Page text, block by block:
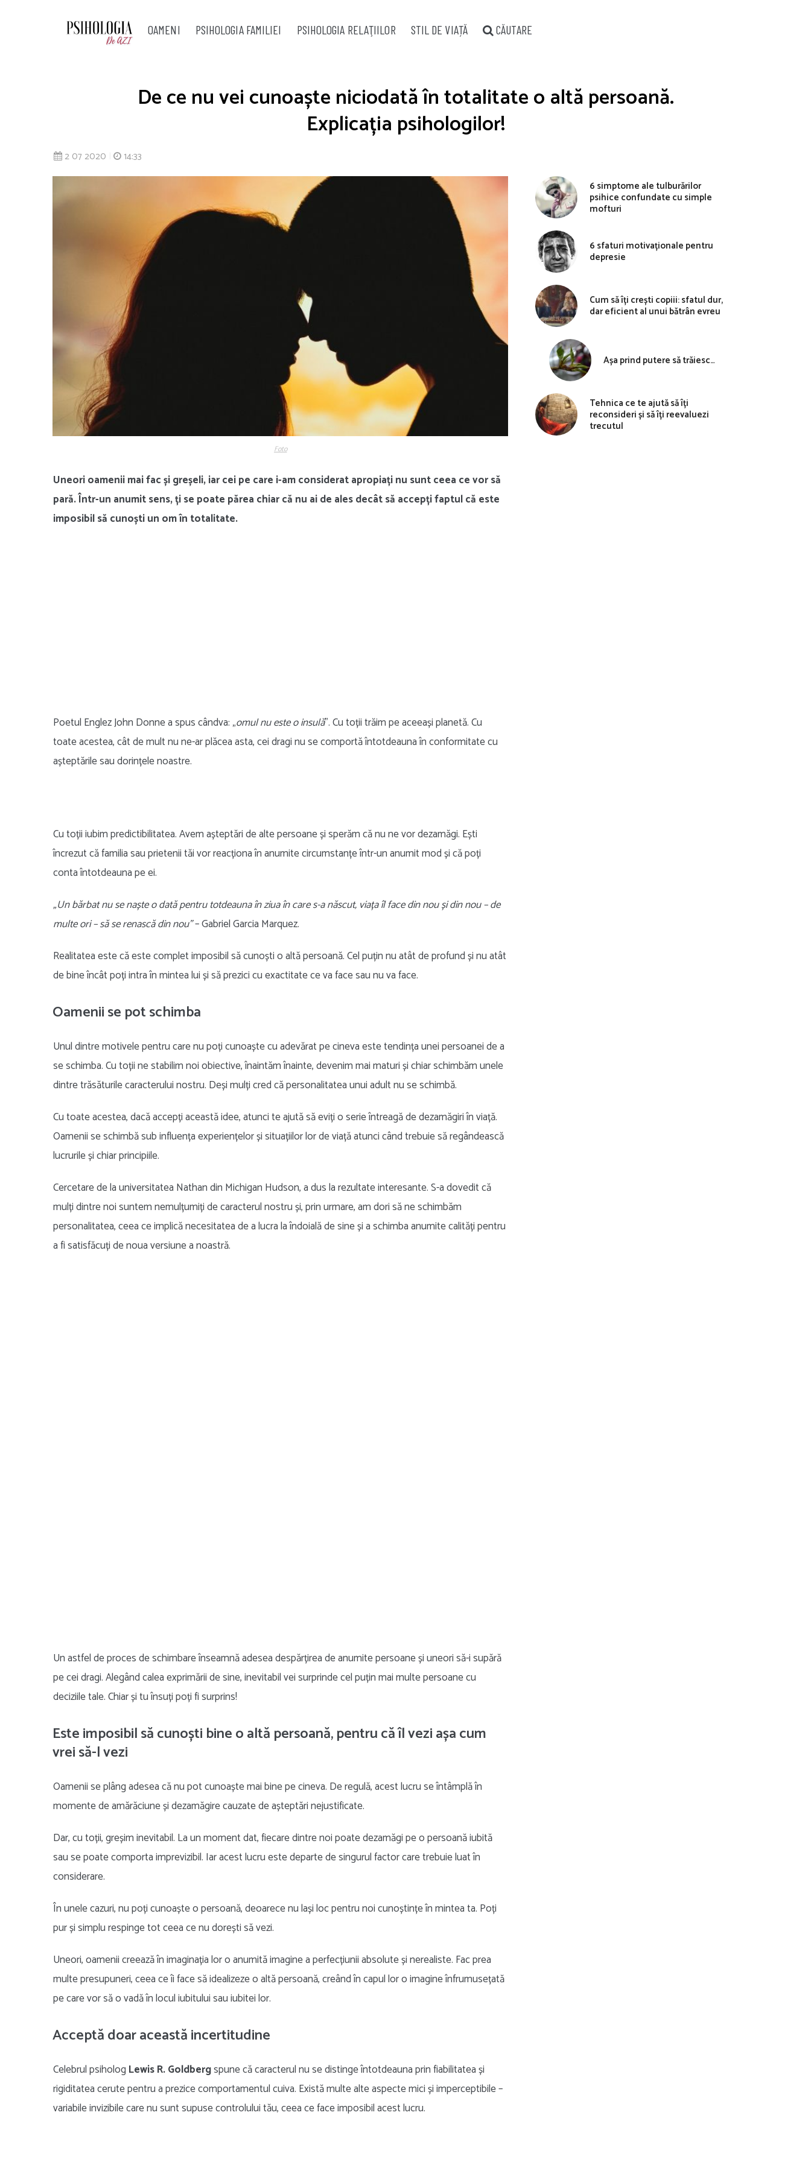
OAMENI PSIHOLOGIA FAMILIEI PSIHOLOGIA RELAŢIILOR STIL DE VIAȚĂ CĂUTARE
De ce nu vei cunoaște niciodată în totalitate o altă persoană.
Explicația psihologilor!
2 07 2020 14:33
Foto
Uneori oamenii mai fac și greșeli, iar cei pe care i-am considerat apropiați nu sunt ceea ce vor să
pară. Într-un anumit sens, ți se poate părea chiar că nu ai de ales decât să accepți faptul că este
imposibil să cunoști un om în totalitate.
Poetul Englez John Donne a spus cândva: „omul nu este o insulă”. Cu toții trăim pe aceeași planetă. Cu
toate acestea, cât de mult nu ne-ar plăcea asta, cei dragi nu se comportă întotdeauna în conformitate cu
așteptările sau dorințele noastre.
Cu toții iubim predictibilitatea. Avem așteptări de alte persoane și sperăm că nu ne vor dezamăgi. Ești
încrezut că familia sau prietenii tăi vor reacționa în anumite circumstanțe într-un anumit mod și că poți
conta întotdeauna pe ei.
„Un bărbat nu se naște o dată pentru totdeauna în ziua în care s-a născut, viața îl face din nou și din nou – de
multe ori – să se renască din nou”– Gabriel Garcia Marquez.
Realitatea este că este complet imposibil să cunoști o altă persoană. Cel puțin nu atât de profund și nu atât
de bine încât poți intra în mintea lui și să prezici cu exactitate ce va face sau nu va face.
Oamenii se pot schimba
Unul dintre motivele pentru care nu poți cunoaște cu adevărat pe cineva este tendința unei persoanei de a
se schimba. Cu toții ne stabilim noi obiective, înaintăm înainte, devenim mai maturi și chiar schimbăm unele
dintre trăsăturile caracterului nostru. Deși mulți cred că personalitatea unui adult nu se schimbă.
Cu toate acestea, dacă accepți această idee, atunci te ajută să eviți o serie întreagă de dezamăgiri în viață.
Oamenii se schimbă sub influența experiențelor și situațiilor lor de viață atunci când trebuie să regândească
lucrurile și chiar principiile.
Cercetare de la universitatea Nathan din Michigan Hudson, a dus la rezultate interesante. S-a dovedit că
mulți dintre noi suntem nemulțumiți de caracterul nostru și, prin urmare, am dori să ne schimbăm
personalitatea, ceea ce implică necesitatea de a lucra la îndoială de sine și a schimba anumite calități pentru
a fi satisfăcuți de noua versiune a noastră.
Un astfel de proces de schimbare înseamnă adesea despărțirea de anumite persoane și uneori să-i supără
pe cei dragi. Alegând calea exprimării de sine, inevitabil vei surprinde cel puțin mai multe persoane cu
deciziile tale. Chiar și tu însuți poți fi surprins!
Este imposibil să cunoști bine o altă persoană, pentru că îl vezi așa cum
vrei să-l vezi
Oamenii se plâng adesea că nu pot cunoaște mai bine pe cineva. De regulă, acest lucru se întâmplă în
momente de amărăciune și dezamăgire cauzate de așteptări nejustificate.
Dar, cu toții, greșim inevitabil. La un moment dat, fiecare dintre noi poate dezamăgi pe o persoană iubită
sau se poate comporta imprevizibil. Iar acest lucru este departe de singurul factor care trebuie luat în
considerare.
În unele cazuri, nu poți cunoaște o persoană, deoarece nu lași loc pentru noi cunoștințe în mintea ta. Poți
pur și simplu respinge tot ceea ce nu dorești să vezi.
Uneori, oamenii creează în imaginația lor o anumită imagine a perfecțiunii absolute și nerealiste. Fac prea
multe presupuneri, ceea ce îi face să idealizeze o altă persoană, creând în capul lor o imagine înfrumusețată
pe care vor să o vadă în locul iubitului sau iubitei lor.
Acceptă doar această incertitudine
Celebrul psiholog Lewis R. Goldbergspune că caracterul nu se distinge întotdeauna prin fiabilitatea și
rigiditatea cerute pentru a prezice comportamentul cuiva. Există multe alte aspecte mici și imperceptibile –
variabile invizibile care nu sunt supuse controlului tău, ceea ce face imposibil acest lucru.
6 simptome ale tulburărilor
psihice confundate cu simple
mofturi
6 sfaturi motivaționale pentru
depresie
Cum să îți crești copiii: sfatul dur,
dar eficient al unui bătrân evreu
Așa prind putere să trăiesc…
Tehnica ce te ajută să îți
reconsideri și să îți reevaluezi
trecutul